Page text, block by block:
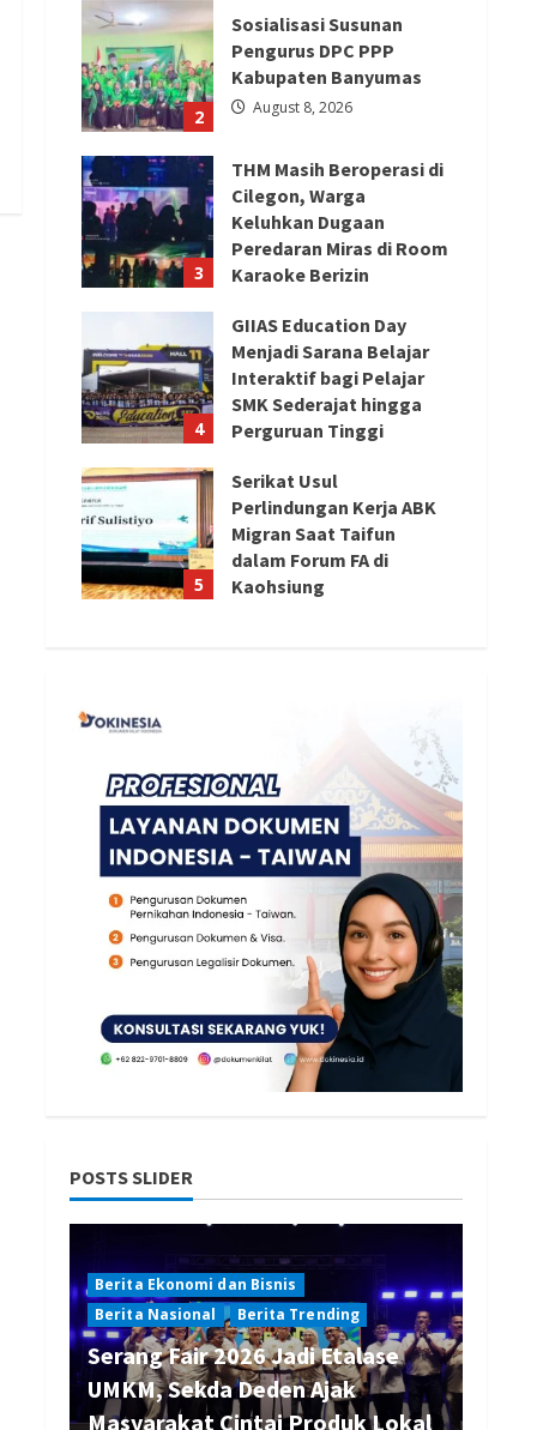
2
Sosialisasi Susunan
Pengurus DPC PPP
Kabupaten Banyumas
August 8, 2026
3
THM Masih Beroperasi di
Cilegon, Warga
Keluhkan Dugaan
Peredaran Miras di Room
Karaoke Berizin
August 8, 2026
4
GIIAS Education Day
Menjadi Sarana Belajar
Interaktif bagi Pelajar
SMK Sederajat hingga
Perguruan Tinggi
5
Serikat Usul
Perlindungan Kerja ABK
Migran Saat Taifun
dalam Forum FA di
Kaohsiung
POSTS SLIDER
Berita Ekonomi dan Bisnis
Berita Nasional
Berita Trending
Serang Fair 2026 Jadi Etalase
UMKM, Sekda Deden Ajak
Masyarakat Cintai Produk Lokal